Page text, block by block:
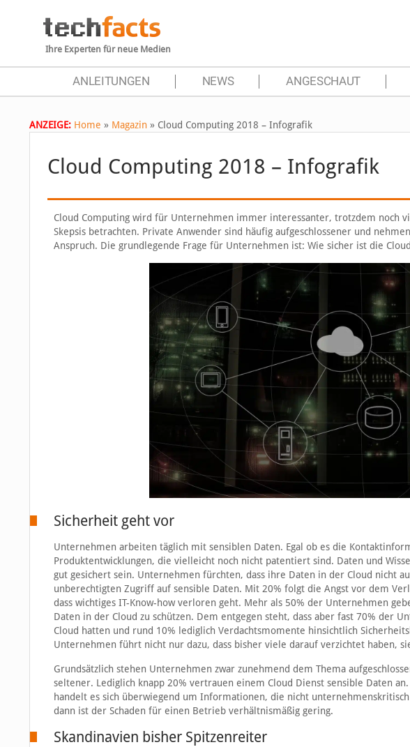
Ihre Experten für neue Medien
ANLEITUNGEN NEWS ANGESCHAUT
ANZEIGE: Home » Magazin » Cloud Computing 2018 – Infografik
Cloud Computing 2018 – Infografik
Cloud Computing wird für Unternehmen immer interessanter, trotzdem noch
Skepsis betrachten. Private Anwender sind häufig aufgeschlossener und
Anspruch. Die grundlegende Frage für Unternehmen ist: Wie sicher ist die
Sicherheit geht vor
Unternehmen arbeiten täglich mit sensiblen Daten. Egal ob es die
Produktentwicklungen, die vielleicht noch nicht patentiert sind. Daten und
gut gesichert sein. Unternehmen fürchten, dass ihre Daten in der Cloud nicht
unberechtigten Zugriff auf sensible Daten. Mit 20% folgt die Angst vor dem
dass wichtiges IT-Know-how verloren geht. Mehr als 50% der Unternehmen
Daten in der Cloud zu schützen. Dem entgegen steht, dass aber fast 70% der
Cloud hatten und rund 10% lediglich Verdachtsmomente hinsichtlich
Unternehmen führt nicht nur dazu, dass bisher viele darauf verzichtet haben,
Grundsätzlich stehen Unternehmen zwar zunehmend dem Thema
seltener. Lediglich knapp 20% vertrauen einem Cloud Dienst sensible Daten
handelt es sich überwiegend um Informationen, die nicht
dann ist der Schaden für einen Betrieb verhältnismäßig gering.
Skandinavien bisher Spitzenreiter